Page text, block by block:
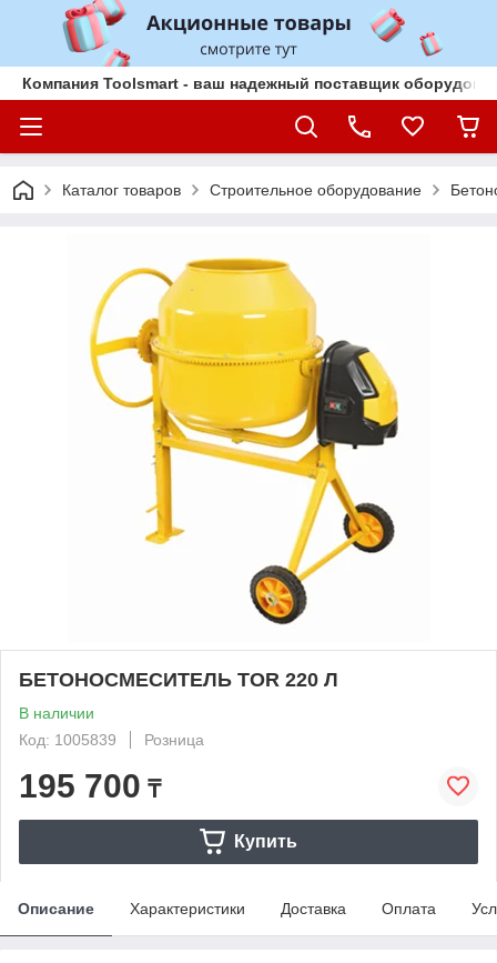
Компания Toolsmart - ваш надежный поставщик
Каталог товаров Строительное оборудование
БЕТОНОСМЕСИТЕЛЬ TOR 220 Л
В наличии
Код: 1005839
Розница
195 700 ₸
Купить
Описание Характеристики Доставка Оплата